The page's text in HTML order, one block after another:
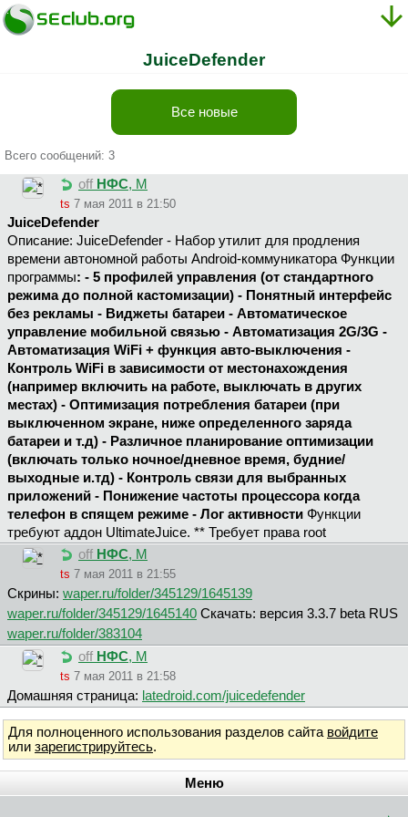
JuiceDefender
Все новые
Всего сообщений: 3
off НФС, М
ts 7 мая 2011 в 21:50
JuiceDefender
Описание: JuiceDefender - Набор утилит для продления
времени автономной работы Android-коммуникатора Функции
программы: - 5 профилей управления (от стандартного
режима до полной кастомизации) - Понятный интерфейс
без рекламы - Виджеты батареи - Автоматическое
управление мобильной связью - Автоматизация 2G/3G -
Автоматизация WiFi + функция авто-выключения -
Контроль WiFi в зависимости от местонахождения
(например включить на работе, выключать в других
местах) - Оптимизация потребления батареи (при
выключенном экране, ниже определенного заряда
батареи и т.д) - Различное планирование оптимизации
(включать только ночное/дневное время, будние/
выходные и.тд) - Контроль связи для выбранных
приложений - Понижение частоты процессора когда
телефон в спящем режиме - Лог активности Функции
требуют аддон UltimateJuice. ** Требует права root
off НФС, М
ts 7 мая 2011 в 21:55
Скрины: waper.ru/folder/345129/1645139
waper.ru/folder/345129/1645140 Скачать: версия 3.3.7 beta RUS
waper.ru/folder/383104
off НФС, М
ts 7 мая 2011 в 21:58
Домашняя страница: latedroid.com/juicedefender
Для полноценного использования разделов сайта войдите
или зарегистрируйтесь.
Меню